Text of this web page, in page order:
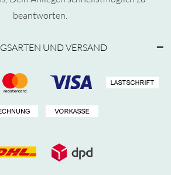
beantworten.
UND VERSAND